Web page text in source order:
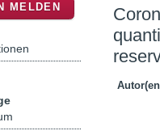
MELDEN